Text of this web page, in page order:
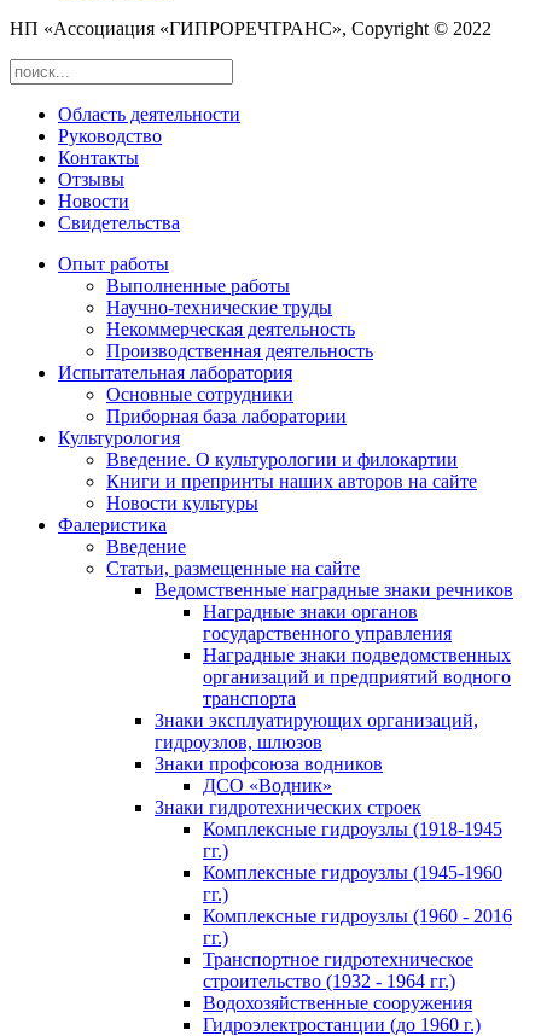
НП «Ассоциация «ГИПРОРЕЧТРАНС», Copyright © 2022
Область деятельности
Руководство
Контакты
Отзывы
Новости
Свидетельства
Опыт работы
Выполненные работы
Научно-технические труды
Некоммерческая деятельность
Производственная деятельность
Испытательная лаборатория
Основные сотрудники
Приборная база лаборатории
Культурология
Введение. О культурологии и филокартии
Книги и препринты наших авторов на сайте
Новости культуры
Фалеристика
Введение
Статьи, размещенные на сайте
Ведомственные наградные знаки речников
Наградные знаки органов
государственного управления
Наградные знаки подведомственных
организаций и предприятий водного
транспорта
Знаки эксплуатирующих организаций,
гидроузлов, шлюзов
Знаки профсоюза водников
ДСО «Водник»
Знаки гидротехнических строек
Комплексные гидроузлы (1918-1945
гг.)
Комплексные гидроузлы (1945-1960
гг.)
Комплексные гидроузлы (1960 - 2016
гг.)
Транспортное гидротехническое
строительство (1932 - 1964 гг.)
Водохозяйственные сооружения
Гидроэлектростанции (до 1960 г.)